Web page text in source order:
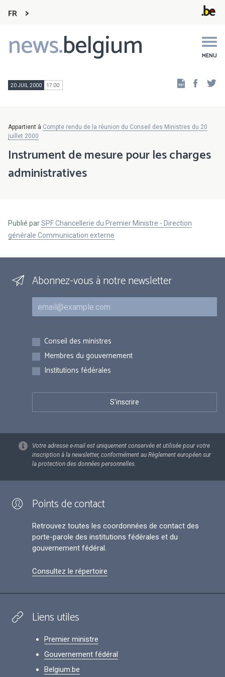
FR
news.belgium MENU
Main
navigation
20 JUIL 2000 17:00
Appartient à Compte rendu de la réunion du Conseil des Ministres du 20
juillet 2000
Instrument de mesure pour les charges
administratives
Publié parSPF Chancellerie du Premier Ministre - Direction
générale Communication externe
Abonnez-vous à notre newsletter
Courriel
Inscriptions
Conseil des ministres
Membres du gouvernement
Institutions fédérales
Votre adresse e-mail est uniquement conservée et utilisée pour votre
inscription à la newsletter, conformément au Règlement européen sur
la protection des données personnelles.
Points de contact
Retrouvez toutes les coordonnées de contact des
porte-parole des institutions fédérales et du
gouvernement fédéral.
Consultez le répertoire
Liens utiles
Premier ministre
Gouvernement fédéral
Belgium.be